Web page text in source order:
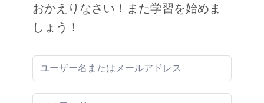
おかえりなさい！また学習を始めま
しょう！